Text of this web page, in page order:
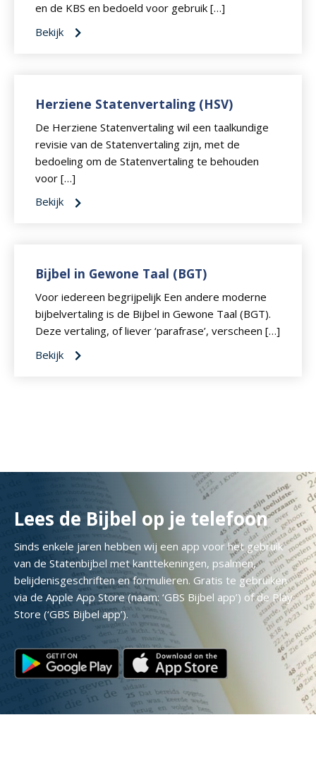
en de KBS en bedoeld voor gebruik […]
Bekijk
Herziene Statenvertaling (HSV)
De Herziene Statenvertaling wil een taalkundige
revisie van de Statenvertaling zijn, met de
bedoeling om de Statenvertaling te behouden
voor […]
Bekijk
Bijbel in Gewone Taal (BGT)
Voor iedereen begrijpelijk Een andere moderne
bijbelvertaling is de Bijbel in Gewone Taal (BGT).
Deze vertaling, of liever ‘parafrase’, verscheen […]
Bekijk
Lees de Bijbel op je telefoon
Sinds enkele jaren hebben wij een app voor het gebruik
van de Statenbijbel met kanttekeningen, psalmen,
belijdenisgeschriften en formulieren. Gratis te gebruiken
via de Apple App Store (naam: ‘GBS Bijbel app’) of de Play
Store (‘GBS Bijbel app’).